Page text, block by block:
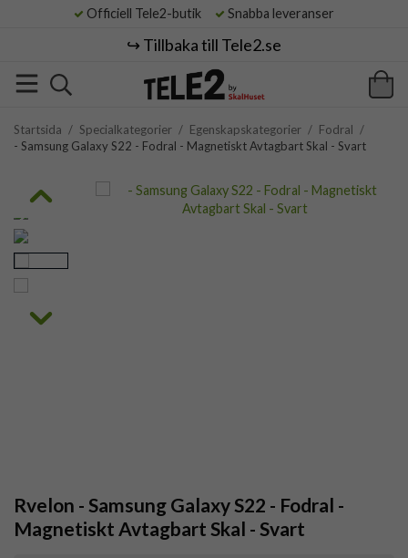
Officiell Tele2-butik Snabba leveranser
↪️ Tillbaka till Tele2.se
Startsida / Specialkategorier / Egenskapskategorier / Fodral /
- Samsung Galaxy S22 - Fodral - Magnetiskt Avtagbart Skal - Svart
Rvelon - Samsung Galaxy S22 - Fodral -
Magnetiskt Avtagbart Skal - Svart